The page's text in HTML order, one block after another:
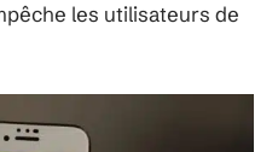
les utilisateurs de